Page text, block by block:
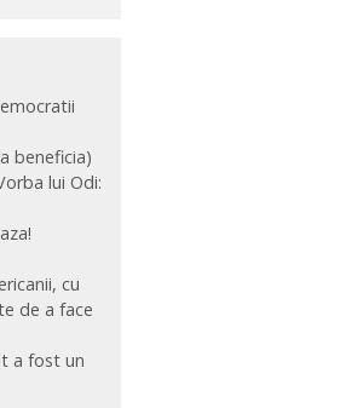
beneficia)
lui Odi:
cu
de a face
a fost un